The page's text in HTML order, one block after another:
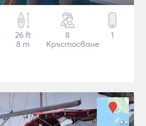
26 ft
8 m
8
Кръстосване
1